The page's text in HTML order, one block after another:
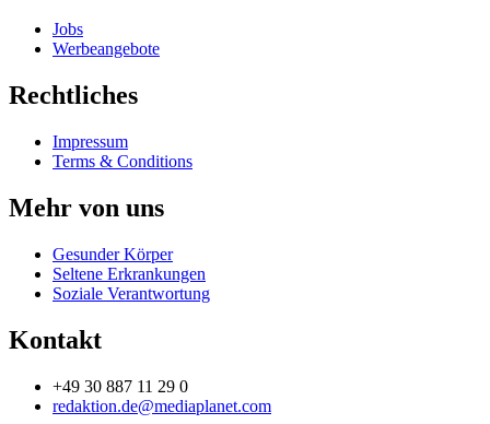
Jobs
Werbeangebote
Rechtliches
Impressum
Terms & Conditions
Mehr von uns
Gesunder Körper
Seltene Erkrankungen
Soziale Verantwortung
Kontakt
+49 30 887 11 29 0
redaktion.de@mediaplanet.com